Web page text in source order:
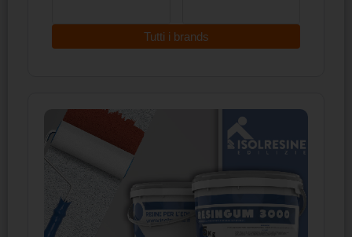
Tutti i brands